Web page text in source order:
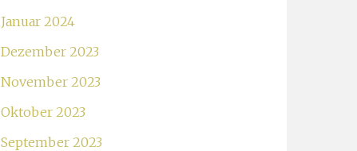
Januar 2024
Dezember 2023
November 2023
Oktober 2023
September 2023